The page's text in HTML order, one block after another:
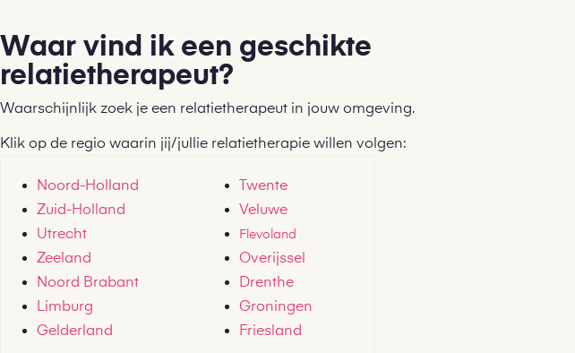
Waar vind ik een geschikte
relatietherapeut?
Waarschijnlijk zoek je een relatietherapeut in jouw omgeving.
Klik op de regio waarin jij/jullie relatietherapie willen volgen:
Noord-Holland
Zuid-Holland
Utrecht
Zeeland
Noord Brabant
Limburg
Gelderland
Twente
Veluwe
Flevoland
Overijssel
Drenthe
Groningen
Friesland